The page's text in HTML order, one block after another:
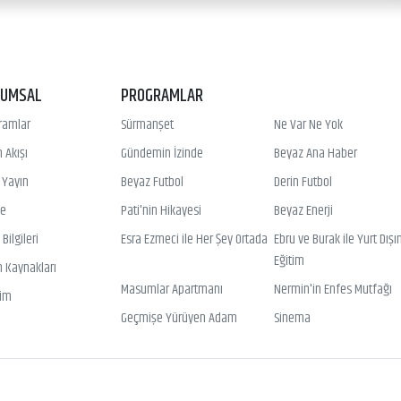
PROGRAMLAR
Sürmanşet
Ne Var Ne Yok
Gündemin İzinde
Beyaz Ana Haber
Beyaz Futbol
Derin Futbol
Pati'nin Hikayesi
Beyaz Enerji
Esra Ezmeci ile Her Şey Ortada Ebru ve Burak ile Yurt
Eğitim
Masumlar Apartmanı
Nermin'in Enfes Mutfağı
Geçmişe Yürüyen Adam
Sinema